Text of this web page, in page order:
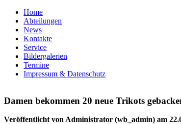
Home
Abteilungen
News
Kontakte
Service
Bildergalerien
Termine
Impressum & Datenschutz
Damen bekommen 20 neue Trikots
Veröffentlicht von Administrator (wb_admin) am